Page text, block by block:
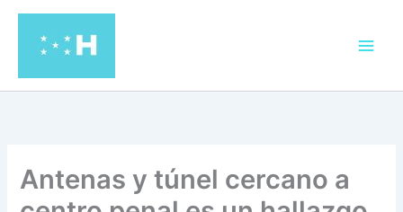
contenido
Antenas y túnel cercano a